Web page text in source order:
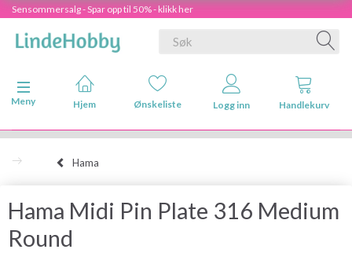
Sensommersalg - Spar opp til 50% - klikk her
Veksle navigasjon
Meny
Hjem Ønskeliste Logg inn Handlekurv
Hama
Hama Midi Pin Plate 316 Medium
Round